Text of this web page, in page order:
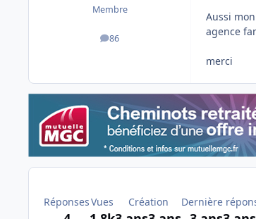
Membre
86
messages
Aussi
agence
merci
RéponsesVues Création Dernière